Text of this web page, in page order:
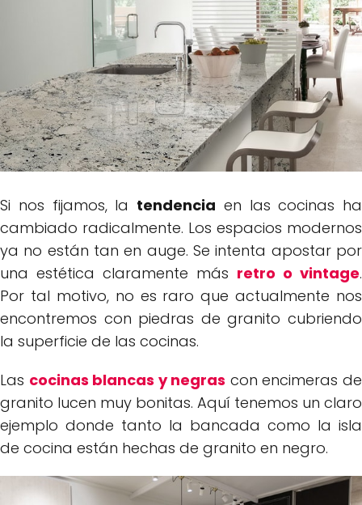
Si nos fijamos, la tendencia en las cocinas ha
cambiado radicalmente. Los espacios modernos
ya no están tan en auge. Se intenta apostar por
una estética claramente más retro o vintage.
Por tal motivo, no es raro que actualmente nos
encontremos con piedras de granito cubriendo
la superficie de las cocinas.
Las cocinas blancas y negras con encimeras de
granito lucen muy bonitas. Aquí tenemos un claro
ejemplo donde tanto la bancada como la isla
de cocina están hechas de granito en negro.